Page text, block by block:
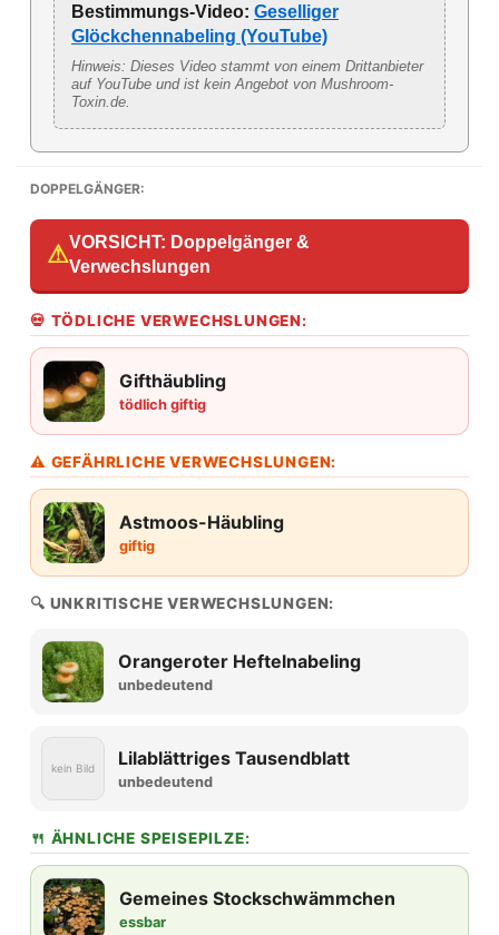
Bestimmungs-Video: Geselliger
Glöckchennabeling (YouTube)
Hinweis: Dieses Video stammt von einem Drittanbieter
auf YouTube und ist kein Angebot von Mushroom-
Toxin.de.
DOPPELGÄNGER:
⚠VORSICHT: Doppelgänger &
Verwechslungen
💀 TÖDLICHE VERWECHSLUNGEN:
Gifthäubling
tödlich giftig
⚠ GEFÄHRLICHE VERWECHSLUNGEN:
Astmoos-Häubling
giftig
🔍 UNKRITISCHE VERWECHSLUNGEN:
Orangeroter Heftelnabeling
unbedeutend
kein Bild Lilablättriges Tausendblatt
unbedeutend
🍴 ÄHNLICHE SPEISEPILZE:
Gemeines Stockschwämmchen
essbar